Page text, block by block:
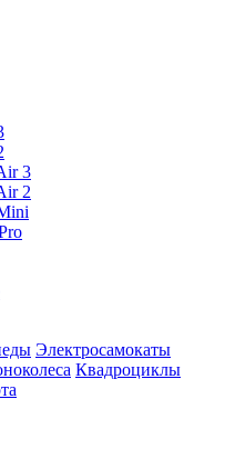
3
2
Электросамокаты
Квадроциклы